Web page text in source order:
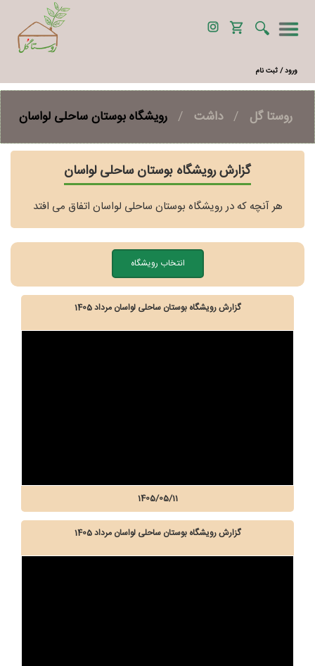
ورود / ثبت نام
روستا گل / داشت / رویشگاه بوستان ساحلی لواسان
گزارش رویشگاه بوستان ساحلی لواسان
هر آنچه که در رویشگاه بوستان ساحلی لواسان اتفاق می افتد
انتخاب رویشگاه
گزارش رویشگاه بوستان ساحلی لواسان مرداد 1405
1405/05/11
گزارش رویشگاه بوستان ساحلی لواسان مرداد 1405